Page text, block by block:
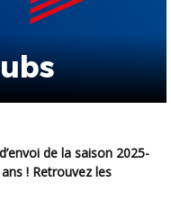
! Retrouvez les